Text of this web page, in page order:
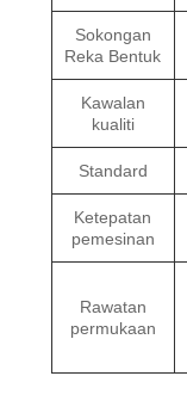
Sokongan
Reka Bentuk
Kawalan
kualiti
Standard
Ketepatan
pemesinan
Rawatan
permukaan